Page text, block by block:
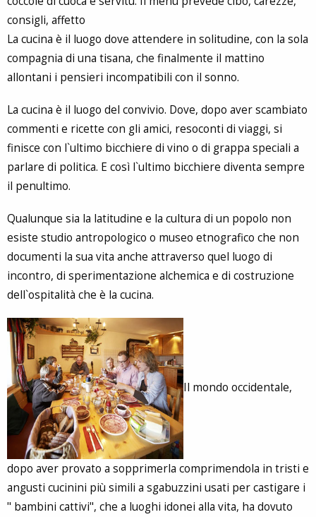
consigli, affetto
La cucina è il luogo dove attendere in solitudine, con la sola
compagnia di una tisana, che finalmente il mattino
allontani i pensieri incompatibili con il sonno.
La cucina è il luogo del convivio. Dove, dopo aver scambiato
commenti e ricette con gli amici, resoconti di viaggi, si
finisce con l`ultimo bicchiere di vino o di grappa speciali a
parlare di politica. E così l`ultimo bicchiere diventa sempre
il penultimo.
Qualunque sia la latitudine e la cultura di un popolo non
esiste studio antropologico o museo etnografico che non
documenti la sua vita anche attraverso quel luogo di
incontro, di sperimentazione alchemica e di costruzione
dell`ospitalità che è la cucina.
Il mondo occidentale,
dopo aver provato a sopprimerla comprimendola in tristi e
angusti cucinini più simili a sgabuzzini usati per castigare i
" bambini cattivi", che a luoghi idonei alla vita, ha dovuto